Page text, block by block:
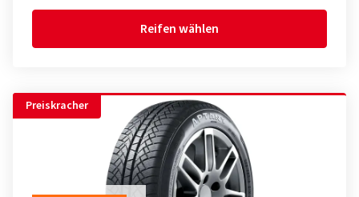
Reifen wählen
Preiskracher